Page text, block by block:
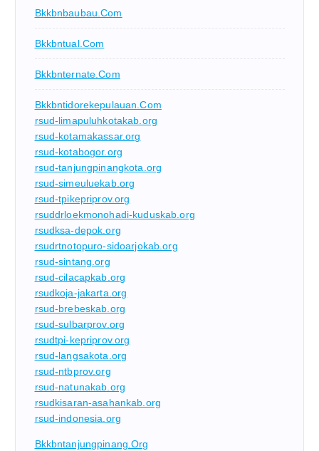
Bkkbnbaubau.com
Bkkbntual.com
Bkkbnternate.com
Bkkbntidorekepulauan.com
rsud-limapuluhkotakab.org
rsud-kotamakassar.org
rsud-kotabogor.org
rsud-tanjungpinangkota.org
rsud-simeuluekab.org
rsud-tpikepriprov.org
rsuddrloekmonohadi-kuduskab.org
rsudksa-depok.org
rsudrtnotopuro-sidoarjokab.org
rsud-sintang.org
rsud-cilacapkab.org
rsudkoja-jakarta.org
rsud-brebeskab.org
rsud-sulbarprov.org
rsudtpi-kepriprov.org
rsud-langsakota.org
rsud-ntbprov.org
rsud-natunakab.org
rsudkisaran-asahankab.org
rsud-indonesia.org
Bkkbntanjungpinang.org